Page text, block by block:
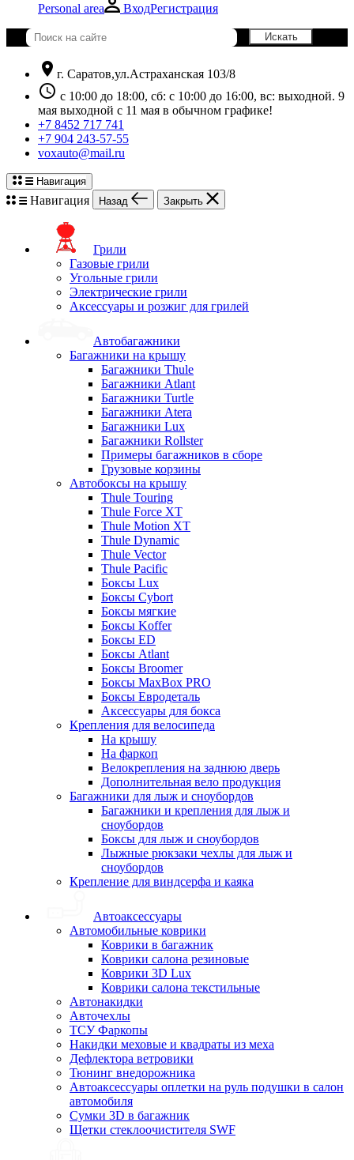
Personal area ВходРегистрация
location_on г. Саратов,ул.Астраханская 103/8
schedule с 10:00 до 18:00, сб: с 10:00 до 16:00, вс: выходной. 9
мая выходной с 11 мая в обычном графике!
+7 8452 717 741
+7 904 243-57-55
voxauto@mail.ru
Навигация
Навигация Назад Закрыть
Грили
Газовые грили
Угольные грили
Электрические грили
Аксессуары и розжиг для грилей
Автобагажники
Багажники на крышу
Багажники Thule
Багажники Atlant
Багажники Turtle
Багажники Atera
Багажники Lux
Багажники Rollster
Примеры багажников в сборе
Грузовые корзины
Автобоксы на крышу
Thule Touring
Thule Force XT
Thule Motion XT
Thule Dynamic
Thule Vector
Thule Pacific
Боксы Lux
Боксы Cybort
Боксы мягкие
Боксы Koffer
Боксы ED
Боксы Atlant
Боксы Broomer
Боксы MaxBox PRO
Боксы Евродеталь
Аксессуары для бокса
Крепления для велосипеда
На крышу
На фаркоп
Велокрепления на заднюю дверь
Дополнительная вело продукция
Багажники для лыж и сноубордов
Багажники и крепления для лыж и
сноубордов
Боксы для лыж и сноубордов
Лыжные рюкзаки чехлы для лыж и
сноубордов
Крепление для виндсерфа и каяка
Автоаксессуары
Автомобильные коврики
Коврики в багажник
Коврики салона резиновые
Коврики 3D Lux
Коврики салона текстильные
Автонакидки
Авточехлы
ТСУ Фаркопы
Накидки меховые и квадраты из меха
Дефлектора ветровики
Тюнинг внедорожника
Автоаксессуары оплетки на руль подушки в салон
автомобиля
Сумки 3D в багажник
Щетки стеклоочистителя SWF